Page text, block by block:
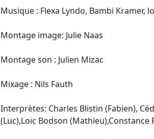
Musique : Flexa Lyndo, Bambi Kramer,
Montage image: Julie Naas
Montage son : Julien Mizac
Mixage : Nils Fauth
Interprètes: Charles Blistin (Fabien),
(Luc),Loïc Bodson (Mathieu),Constance